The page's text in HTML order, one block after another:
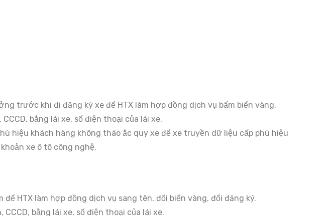
trước khi đi đăng ký xe để HTX làm hợp đồng dịch vụ bấm biển vàng.
bằng lái xe, số điện thoại của lái xe.
hiệu khách hàng không tháo ắc quy xe để xe truyền dữ liệu cấp phù hiệu
xe ô tô công nghệ.
HTX làm hợp đồng dịch vụ sang tên, đổi biển vàng, đổi đăng ký.
bằng lái xe, số điện thoại của lái xe.